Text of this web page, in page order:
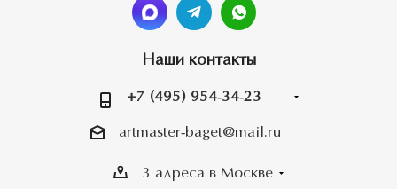
Наши контакты
+7 (495) 954-34-23
artmaster-baget@mail.ru
3 адреса в Москве